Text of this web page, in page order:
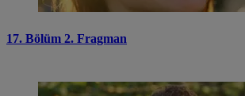
17. Bölüm 2. Fragman